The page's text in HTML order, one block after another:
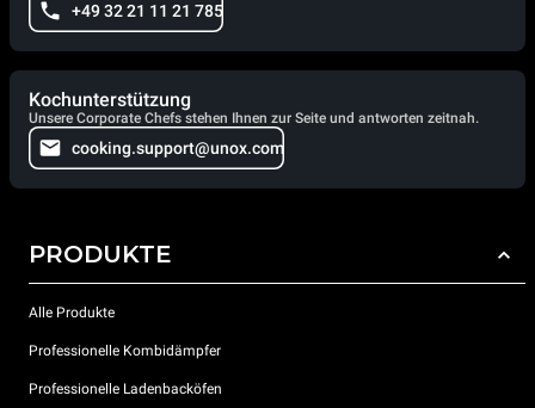
+49 32 21 11 21 785
Kochunterstützung
Unsere Corporate Chefs stehen Ihnen zur Seite und antworten zeitnah.
cooking.support@unox.com
PRODUKTE
Alle Produkte
Professionelle Kombidämpfer
Professionelle Ladenbacköfen